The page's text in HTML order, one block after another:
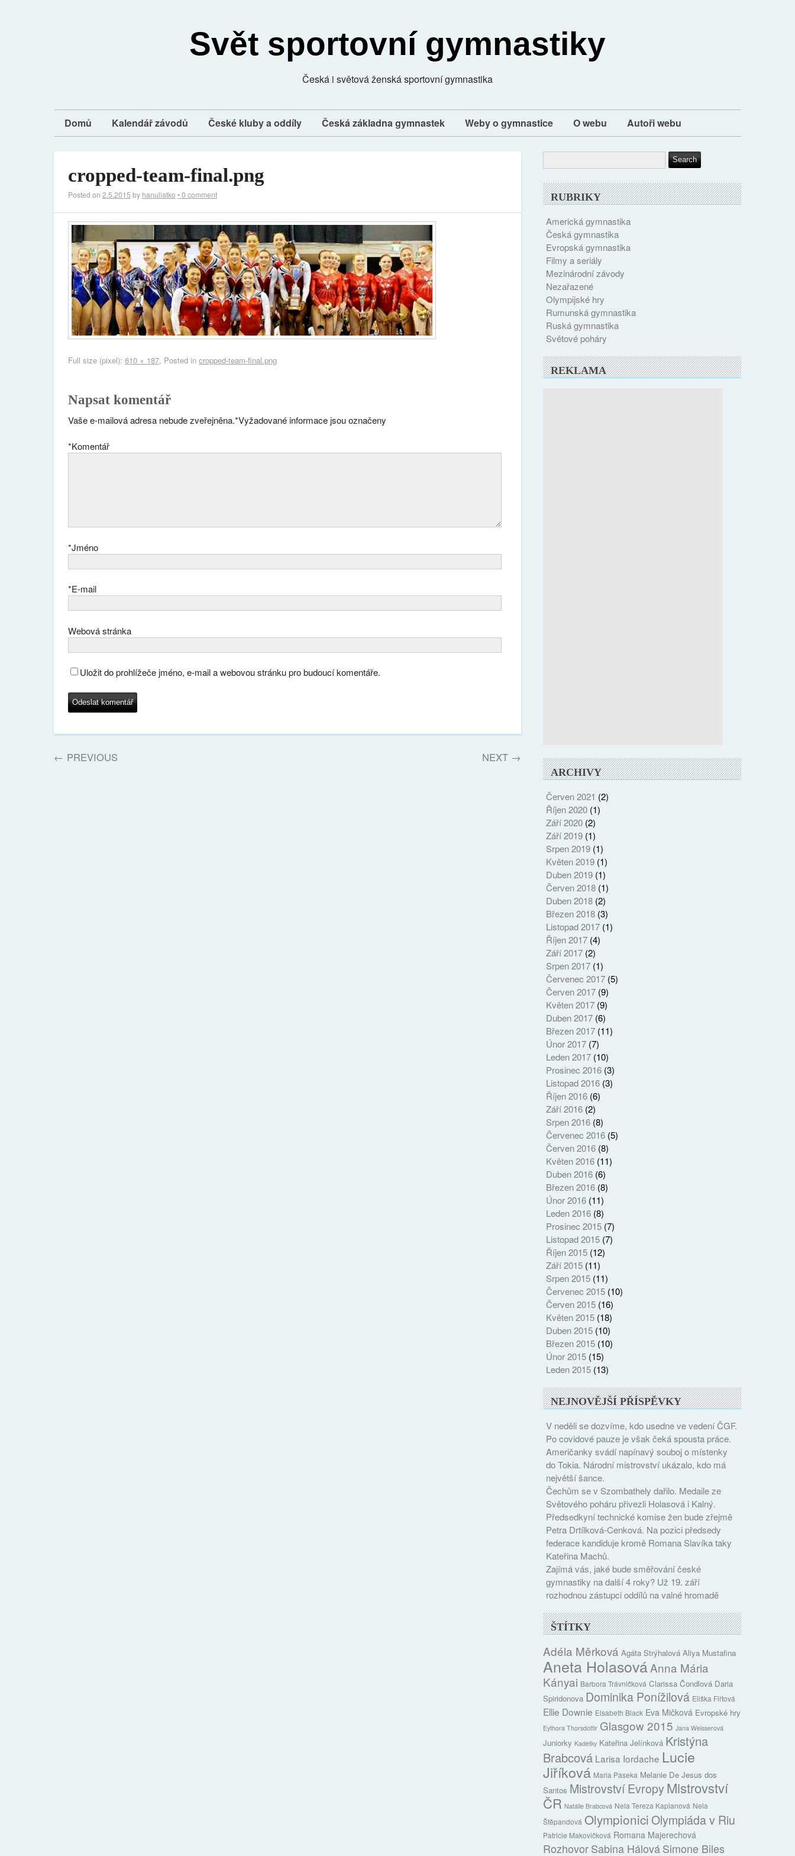
Svět sportovní gymnastiky
Česká i světová ženská sportovní gymnastika
Domů Kalendář závodů České kluby a oddíly Česká základna gymnastek Weby o gymnastice O webu Autoři webu
cropped-team-final.png
Posted on 2.5.2015 by hanuliatko •0 comment
Full size (pixel): 610 × 187, Posted in cropped-team-final.png
Napsat komentář
Vaše e-mailová adresa nebude zveřejněna. Vyžadované informace jsou označeny
*
Komentář
*
Jméno
*
E-mail
*
Webová stránka
Uložit do prohlížeče jméno, e-mail a webovou stránku pro budoucí komentáře.
← PREVIOUS NEXT →
RUBRIKY
Americká gymnastika
Česká gymnastika
Evropská gymnastika
Filmy a seriály
Mezinárodní závody
Nezařazené
Olympijské hry
Rumunská gymnastika
Ruská gymnastika
Světové poháry
REKLAMA
ARCHIVY
Červen 2021 (2)
Říjen 2020(1)
Září 2020(2)
Září 2019(1)
Srpen 2019(1)
Květen 2019(1)
Duben 2019(1)
Červen 2018(1)
Duben 2018(2)
Březen 2018(3)
Listopad 2017(1)
Říjen 2017(4)
Září 2017(2)
Srpen 2017(1)
Červenec 2017(5)
Červen 2017(9)
Květen 2017(9)
Duben 2017(6)
Březen 2017(11)
Únor 2017(7)
Leden 2017(10)
Prosinec 2016(3)
Listopad 2016(3)
Říjen 2016(6)
Září 2016(2)
Srpen 2016(8)
Červenec 2016(5)
Červen 2016(8)
Květen 2016(11)
Duben 2016(6)
Březen 2016(8)
Únor 2016(11)
Leden 2016(8)
Prosinec 2015(7)
Listopad 2015(7)
Říjen 2015(12)
Září 2015(11)
Srpen 2015(11)
Červenec 2015(10)
Červen 2015(16)
Květen 2015(18)
Duben 2015(10)
Březen 2015(10)
Únor 2015(15)
Leden 2015(13)
NEJNOVĚJŠÍ PŘÍSPĚVKY
V neděli se dozvíme, kdo usedne ve vedení ČGF.
Po covidové pauze je však čeká spousta práce.
Američanky svádí napínavý souboj o místenky
do Tokia. Národní mistrovství ukázalo, kdo má
největší šance.
Čechům se v Szombathely dařilo. Medaile ze
Světového poháru přivezli Holasová i Kalný.
Předsedkyní technické komise žen bude zřejmě
Petra Drtílková-Cenková. Na pozici předsedy
federace kandiduje kromě Romana Slavíka taky
Kateřina Machů.
Zajímá vás, jaké bude směřování české
gymnastiky na další 4 roky? Už 19. září
rozhodnou zástupci oddílů na valné hromadě
ŠTÍTKY
Adéla Měrková Agáta Strýhalová Aliya Mustafina
Aneta HolasováAnna Mária
Kányai Barbora Trávničková Clarissa Čondlová Daria
Spiridonova Dominika Ponížilová Eliška Fiřtová
Ellie Downie Elsabeth Black Eva Mičková Evropské hry
Eythora Thorsdottir Glasgow 2015 Jana Weisserová
Juniorky Kadetky Kateřina Jelínková Kristýna
Brabcová Larisa Iordache Lucie
Jiříková Maria Paseka Melanie De Jesus dos
Santos Mistrovství Evropy Mistrovství
ČR Natálie Brabcová Nela Tereza Kaplanová Nela
Štěpandová OlympioniciOlympiáda v Riu
Patricie Makovičková Romana Majerechová
RozhovorSabina HálováSimone Biles